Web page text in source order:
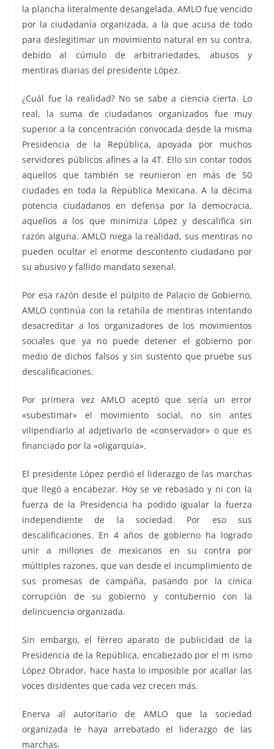
la plancha literalmente desangelada. AMLO fue vencido
por la ciudadanía organizada, a la que acusa de todo
para deslegitimar un movimiento natural en su contra,
debido al cúmulo de arbitrariedades, abusos y
mentiras diarias del presidente López.
¿Cuál fue la realidad? No se sabe a ciencia cierta. Lo
real, la suma de ciudadanos organizados fue muy
superior a la concentración convocada desde la misma
Presidencia de la República, apoyada por muchos
servidores públicos afines a la 4T. Ello sin contar todos
aquellos que también se reunieron en más de 50
ciudades en toda la República Mexicana. A la décima
potencia ciudadanos en defensa por la democracia,
aquellos a los que minimiza López y descalifica sin
razón alguna. AMLO niega la realidad, sus mentiras no
pueden ocultar el enorme descontento ciudadano por
su abusivo y fallido mandato sexenal.
Por esa razón desde el púlpito de Palacio de Gobierno,
AMLO continúa con la retahíla de mentiras intentando
desacreditar a los organizadores de los movimientos
sociales que ya no puede detener el gobierno por
medio de dichos falsos y sin sustento que pruebe sus
descalificaciones.
Por primera vez AMLO aceptó que sería un error
«subestimar» el movimiento social, no sin antes
vilipendiarlo al adjetivarlo de «conservador» o que es
financiado por la «oligarquía».
El presidente López perdió el liderazgo de las marchas
que llegó a encabezar. Hoy se ve rebasado y ni con la
fuerza de la Presidencia ha podido igualar la fuerza
independiente de la sociedad. Por eso sus
descalificaciones. En 4 años de gobierno ha logrado
unir a millones de mexicanos en su contra por
múltiples razones, que van desde el incumplimiento de
sus promesas de campaña, pasando por la cínica
corrupción de su gobierno y contubernio con la
delincuencia organizada.
Sin embargo, el férreo aparato de publicidad de la
Presidencia de la República, encabezado por el m ismo
López Obrador, hace hasta lo imposible por acallar las
voces disidentes que cada vez crecen más.
Enerva al autoritario de AMLO que la sociedad
organizada le haya arrebatado el liderazgo de las
marchas.